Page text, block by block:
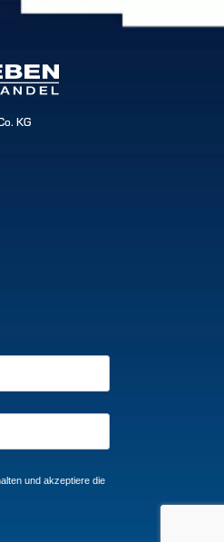
KG
und akzeptiere die